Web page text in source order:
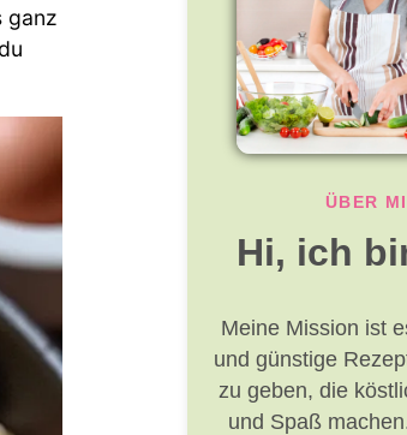
ganz
ÜBER
Hi, ich
Meine Mission ist
und günstige
zu geben, die
und Spaß